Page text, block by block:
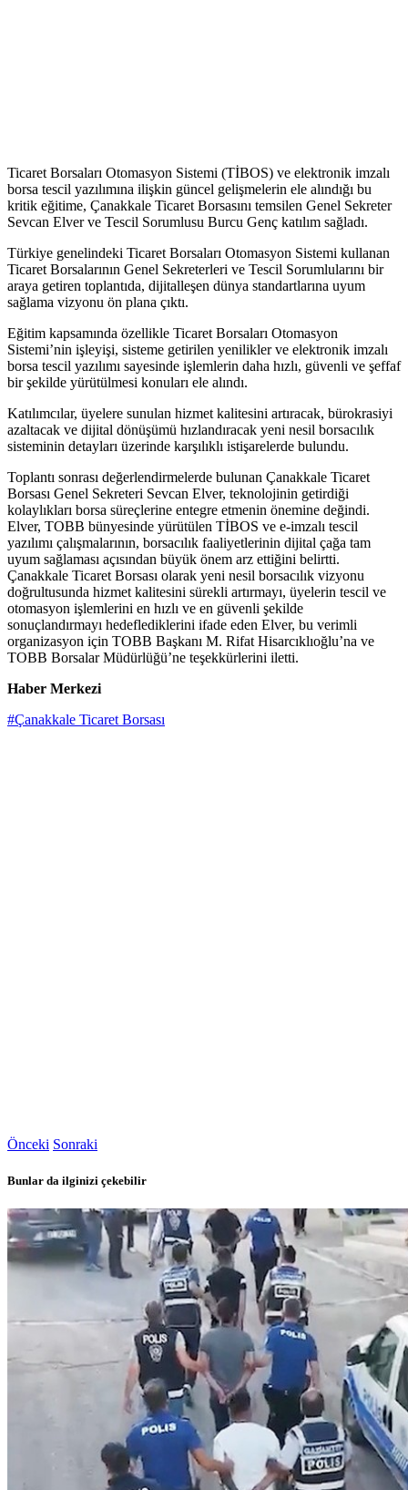
Ticaret Borsaları Otomasyon Sistemi (TİBOS) ve elektronik imzalı
borsa tescil yazılımına ilişkin güncel gelişmelerin ele alındığı bu
kritik eğitime, Çanakkale Ticaret Borsasını temsilen Genel Sekreter
Sevcan Elver ve Tescil Sorumlusu Burcu Genç katılım sağladı.
Türkiye genelindeki Ticaret Borsaları Otomasyon Sistemi kullanan
Ticaret Borsalarının Genel Sekreterleri ve Tescil Sorumlularını bir
araya getiren toplantıda, dijitalleşen dünya standartlarına uyum
sağlama vizyonu ön plana çıktı.
Eğitim kapsamında özellikle Ticaret Borsaları Otomasyon
Sistemi’nin işleyişi, sisteme getirilen yenilikler ve elektronik imzalı
borsa tescil yazılımı sayesinde işlemlerin daha hızlı, güvenli ve şeffaf
bir şekilde yürütülmesi konuları ele alındı.
Katılımcılar, üyelere sunulan hizmet kalitesini artıracak, bürokrasiyi
azaltacak ve dijital dönüşümü hızlandıracak yeni nesil borsacılık
sisteminin detayları üzerinde karşılıklı istişarelerde bulundu.
Toplantı sonrası değerlendirmelerde bulunan Çanakkale Ticaret
Borsası Genel Sekreteri Sevcan Elver, teknolojinin getirdiği
kolaylıkları borsa süreçlerine entegre etmenin önemine değindi.
Elver, TOBB bünyesinde yürütülen TİBOS ve e-imzalı tescil
yazılımı çalışmalarının, borsacılık faaliyetlerinin dijital çağa tam
uyum sağlaması açısından büyük önem arz ettiğini belirtti.
Çanakkale Ticaret Borsası olarak yeni nesil borsacılık vizyonu
doğrultusunda hizmet kalitesini sürekli artırmayı, üyelerin tescil ve
otomasyon işlemlerini en hızlı ve en güvenli şekilde
sonuçlandırmayı hedeflediklerini ifade eden Elver, bu verimli
organizasyon için TOBB Başkanı M. Rifat Hisarcıklıoğlu’na ve
TOBB Borsalar Müdürlüğü’ne teşekkürlerini iletti.
Haber Merkezi
#Çanakkale Ticaret Borsası
Önceki Sonraki
Bunlar da ilginizi çekebilir